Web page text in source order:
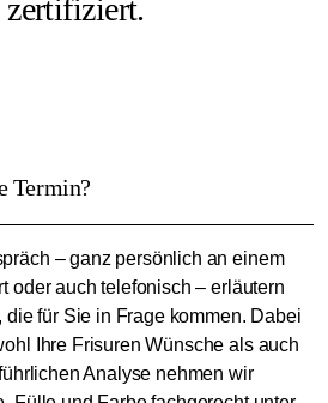
zertifiziert.
Termin?
– ganz persönlich an einem
oder auch telefonisch – erläutern
für Sie in Frage kommen. Dabei
Ihre Frisuren Wünsche als auch
Analyse nehmen wir